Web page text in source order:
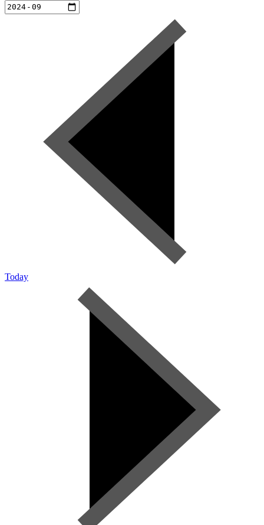
Today